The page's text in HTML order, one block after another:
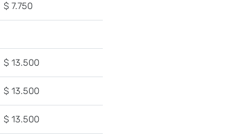
$ 7.750
$ 13.500
$ 13.500
$ 13.500